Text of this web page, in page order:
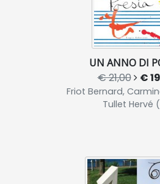
UN ANNO DI
€ 21,00 €
Friot Bernard,
Tullet Hervé